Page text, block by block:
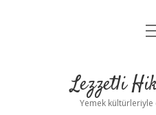
Yasal
Lezzetli
Yemek